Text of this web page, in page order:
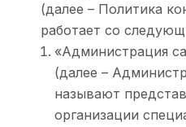
(далее – Политика
работает со
«Администрация
(далее –
называют
организации